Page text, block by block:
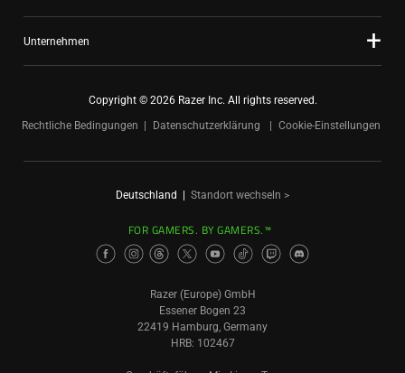
Unternehmen
Copyright © 2026 Razer Inc. All rights reserved.
Rechtliche Bedingungen
Datenschutzerklärung Cookie-Einstellungen
Deutschland Standort wechseln >
FOR GAMERS. BY GAMERS.™
Razer (Europe) GmbH
Essener Bogen 23
22419 Hamburg, Germany
HRB: 102467